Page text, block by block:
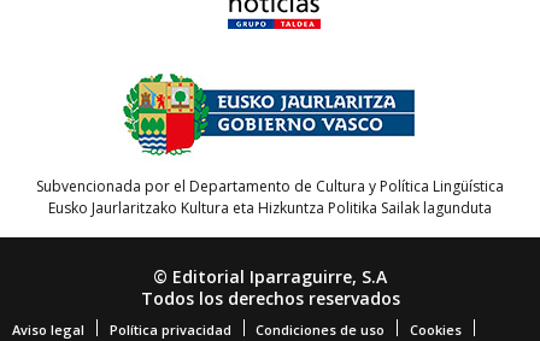
Subvencionada por el Departamento de Cultura y Política Lingüística
Eusko Jaurlaritzako Kultura eta Hizkuntza Politika Sailak lagunduta
© Editorial Iparraguirre, S.A
Todos los derechos reservados
Aviso legal Política privacidad Condiciones de uso Cookies